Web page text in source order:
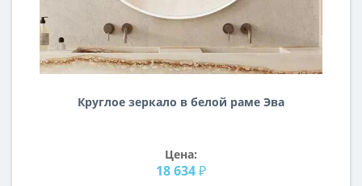
Круглое зеркало в белой раме Эва
Цена:
18 634 ₽